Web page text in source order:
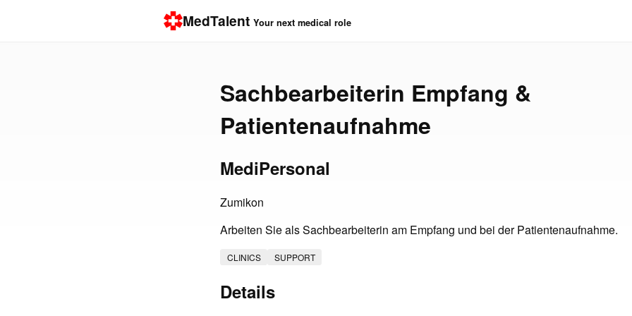
MedTalent Your next medical role
Sachbearbeiterin Empfang &
Patientenaufnahme
MediPersonal
Zumikon
Arbeiten Sie als Sachbearbeiterin am Empfang und bei der Patientenaufnahme.
CLINICS SUPPORT
Details